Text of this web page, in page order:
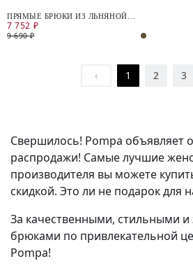
ПРЯМЫЕ БРЮКИ ИЗ ЛЬНЯНОЙ
ТКАНИ НА ЭЛАСТИЧНОМ ПОЯСЕ
7 752 ₽
9 690 ₽
‹ 1 2 3
Свершилось! Pompa объявляет
распродажи! Самые лучшие
производителя вы можете
скидкой. Это ли не подарок для
За качественными, стильными и
брюками по привлекательной
Pompa!